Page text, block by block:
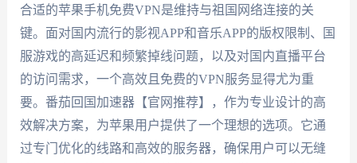
合适的苹果手机免费VPN是维持与祖国网络连接的关
键。面对国内流行的影视APP和音乐APP的版权限制、国
服游戏的高延迟和频繁掉线问题，以及对国内直播平台
的访问需求，一个高效且免费的VPN服务显得尤为重
要。番茄回国加速器【官网推荐】，作为专业设计的高
效解决方案，为苹果用户提供了一个理想的选项。它通
过专门优化的线路和高效的服务器，确保用户可以无缝